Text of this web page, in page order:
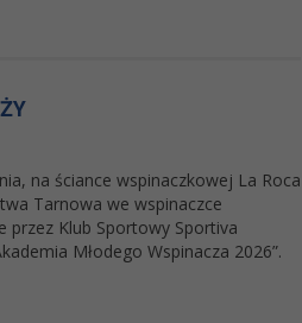
na ściance wspinaczkowej La Roca
Tarnowa we wspinaczce
przez Klub Sportowy Sportiva
Młodego Wspinacza 2026”.